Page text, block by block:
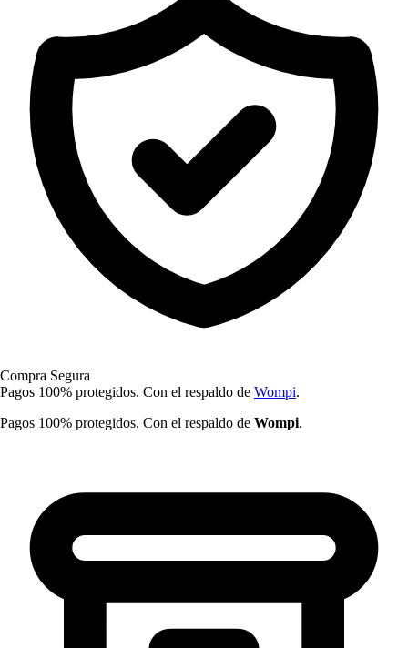
Compra Segura
Pagos 100% protegidos. Con el respaldo de Wompi.
Pagos 100% protegidos. Con el respaldo de Wompi.